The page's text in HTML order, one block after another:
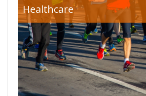
running.jpg
Healthcare